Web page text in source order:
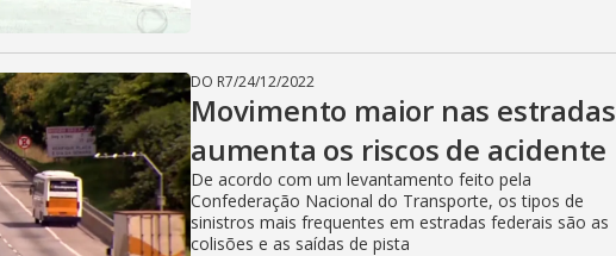
DO R7/24/12/2022
Movimento maior nas estradas
aumenta os riscos de acidente
De acordo com um levantamento feito pela
Confederação Nacional do Transporte, os tipos de
sinistros mais frequentes em estradas federais são as
colisões e as saídas de pista